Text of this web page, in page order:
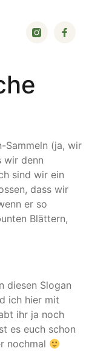
Sammeln (ja, wir
wir denn
sind wir ein
dass wir
er so
Blättern,
diesen Slogan
ich hier mit
ihr ja noch
es euch schon
nochmal